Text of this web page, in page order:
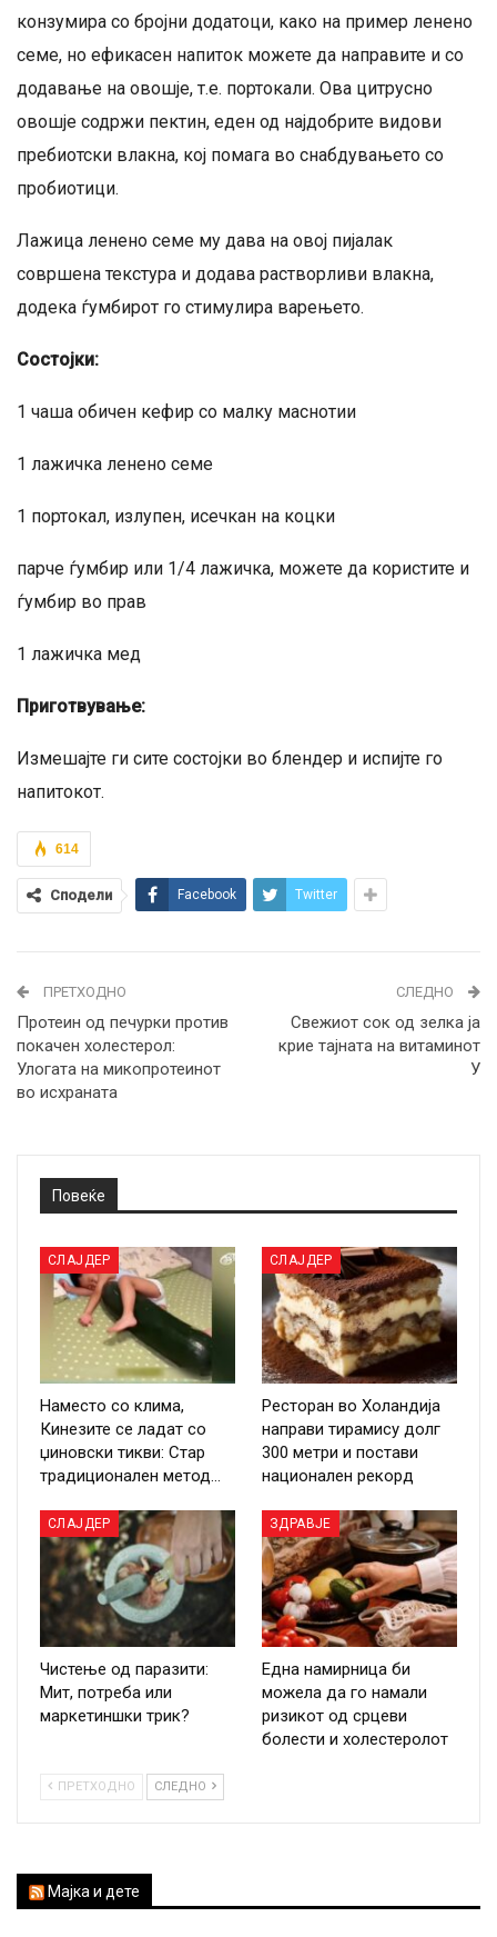
конзумира со бројни додатоци, како на пример ленено
семе, но ефикасен напиток можете да направите и со
додавање на овошје, т.е. портокали. Ова цитрусно
овошје содржи пектин, еден од најдобрите видови
пребиотски влакна, кој помага во снабдувањето со
пробиотици.
Лажица ленено семе му дава на овој пијалак
совршена текстура и додава растворливи влакна,
додека ѓумбирот го стимулира варењето.
Состојки:
1 чаша обичен кефир со малку маснотии
1 лажичка ленено семе
1 портокал, излупен, исечкан на коцки
парче ѓумбир или 1/4 лажичка, можете да користите и
ѓумбир во прав
1 лажичка мед
Приготвување:
Измешајте ги сите состојки во блендер и испијте го
напитокот.
614
Сподели Facebook Twitter
ПРЕТХОДНО
Протеин од печурки против
покачен холестерол:
Улогата на микопротеинот
во исхраната
СЛЕДНО
Свежиот сок од зелка ја
крие тајната на витаминот
У
Повеќе
СЛАЈДЕР
Наместо со клима,
Кинезите се ладат со
џиновски тикви: Стар
традиционален метод…
СЛАЈДЕР
Ресторан во Холандија
направи тирамису долг
300 метри и постави
национален рекорд
СЛАЈДЕР
Чистење од паразити:
Мит, потреба или
маркетиншки трик?
ЗДРАВЈЕ
Една намирница би
можела да го намали
ризикот од срцеви
болести и холестеролот
ПРЕТХОДНО СЛЕДНО
Мајка и дете